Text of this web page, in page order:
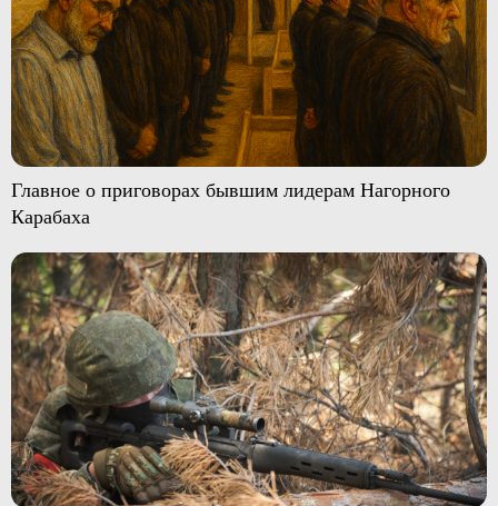
Главное о приговорах бывшим лидерам Нагорного
Карабаха